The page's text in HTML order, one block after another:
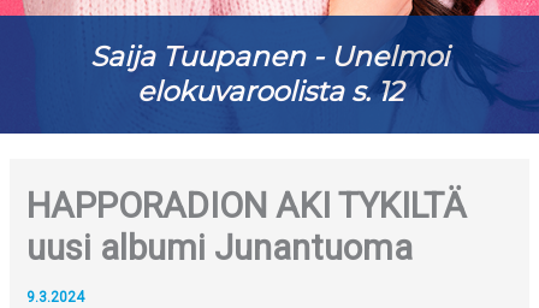
Saija Tuupanen - Unelmoi
elokuvaroolista s. 12
HAPPORADION AKI TYKILTÄ
uusi albumi Junantuoma
9.3.2024